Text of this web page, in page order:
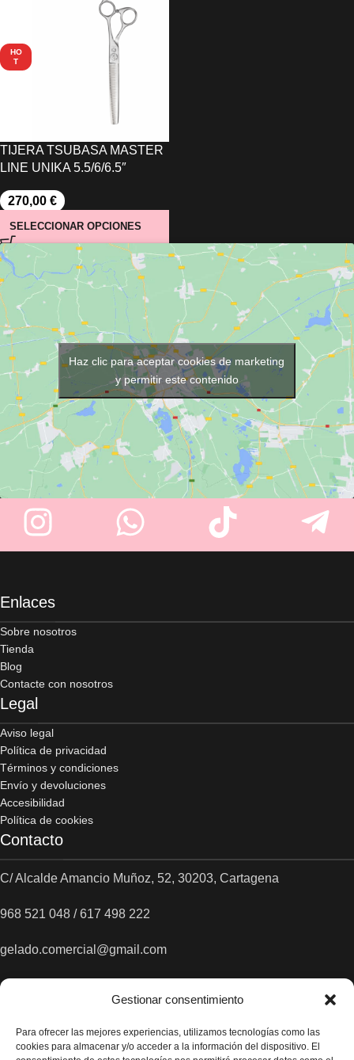
Gestionar consentimiento
Para ofrecer las mejores experiencias, utilizamos tecnologías como las
cookies para almacenar y/o acceder a la información del dispositivo. El
HO
T
TIJERA TSUBASA MASTER
LINE UNIKA 5.5/6/6.5″
270,00 €
SELECCIONAR OPCIONES
Haz clic para aceptar cookies de marketing
y permitir este contenido
Enlaces
Sobre nosotros
Tienda
Blog
Contacte con nosotros
Legal
Aviso legal
Política de privacidad
Términos y condiciones
Envío y devoluciones
Accesibilidad
Política de cookies
Contacto
C/ Alcalde Amancio Muñoz, 52, 30203, Cartagena
968 521 048 / 617 498 222
gelado.comercial@gmail.com